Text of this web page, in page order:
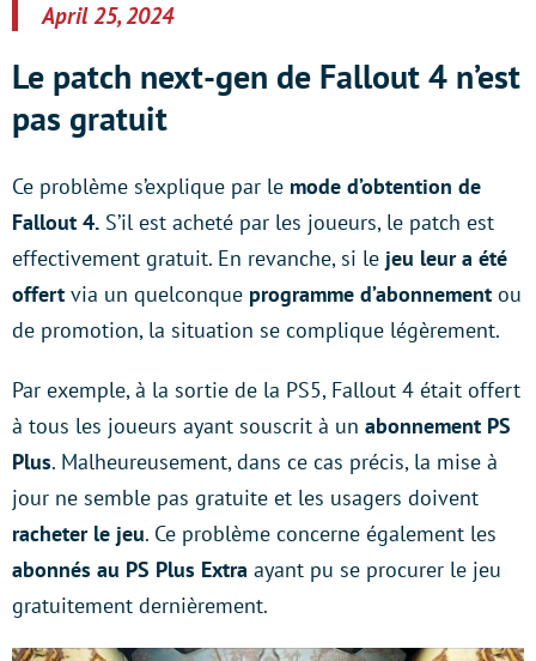
April 25, 2024
Le patch next-gen de Fallout 4 n’est
pas gratuit
Ce problème s’explique par le mode d’obtention de
Fallout 4. S’il est acheté par les joueurs, le patch est
effectivement gratuit. En revanche, si le jeu leur a été
offert via un quelconque programme d’abonnement ou
de promotion, la situation se complique légèrement.
Par exemple, à la sortie de la PS5, Fallout 4 était offert
à tous les joueurs ayant souscrit à un abonnement PS
Plus. Malheureusement, dans ce cas précis, la mise à
jour ne semble pas gratuite et les usagers doivent
racheter le jeu. Ce problème concerne également les
abonnés au PS Plus Extra ayant pu se procurer le jeu
gratuitement dernièrement.